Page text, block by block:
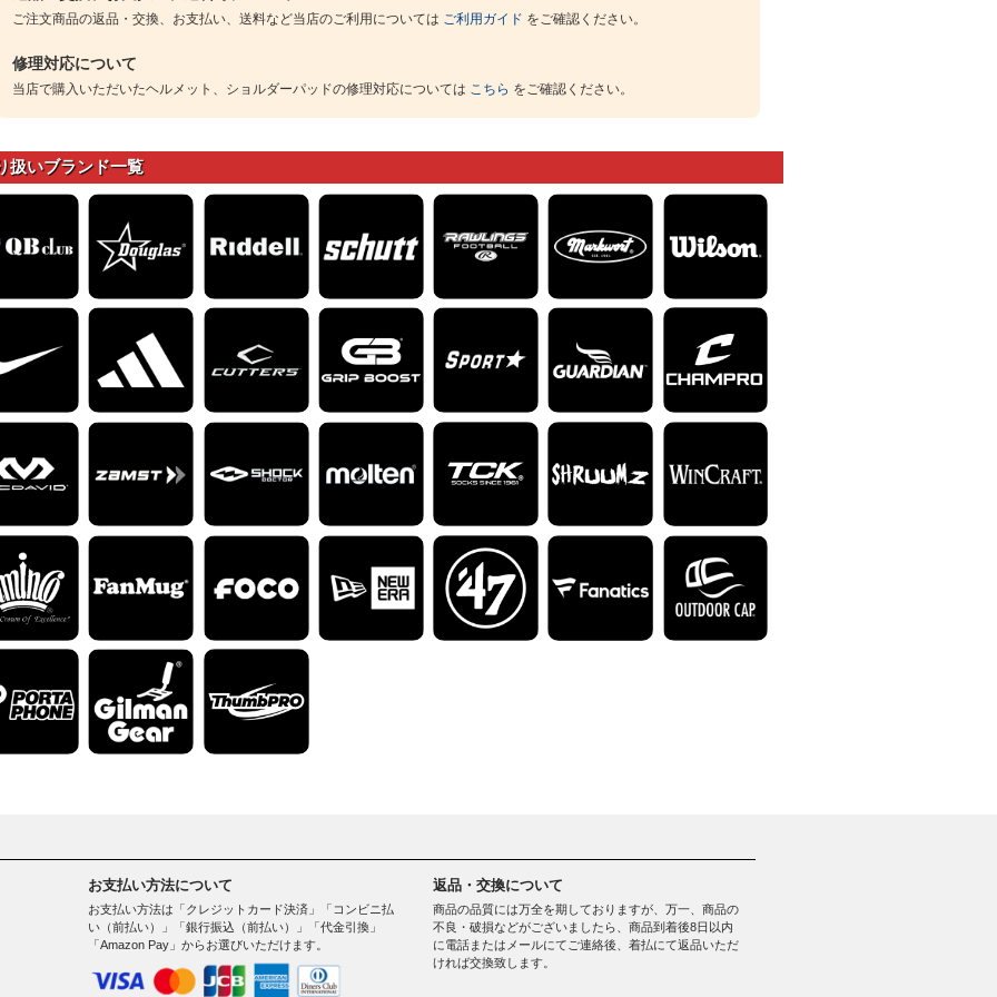
ご注文商品の返品・交換、お支払い、送料など当店のご利用については ご利用ガイド をご確認ください。
修理対応について
当店で購入いただいたヘルメット、ショルダーパッドの修理対応については こちら をご確認ください。
扱いブランド一覧
お支払い方法について
お支払い方法は「クレジットカード決済」「コンビニ払
い（前払い）」「銀行振込（前払い）」「代金引換」
「Amazon Pay」からお選びいただけます。
返品・交換について
商品の品質には万全を期しておりますが、万一、商品の
不良・破損などがございましたら、商品到着後8日以内
に電話またはメールにてご連絡後、着払にて返品いただ
ければ交換致します。